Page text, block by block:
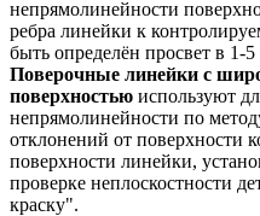
непрямолинейности
ребра линейки к
быть определён просвет в 1-
Поверочные линейки с
поверхностью используют
непрямолинейности по
отклонений от поверхности
поверхности линейки,
проверке неплоскостности
краску".